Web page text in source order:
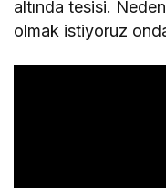
altında tesisi.
olmak istiyoruz